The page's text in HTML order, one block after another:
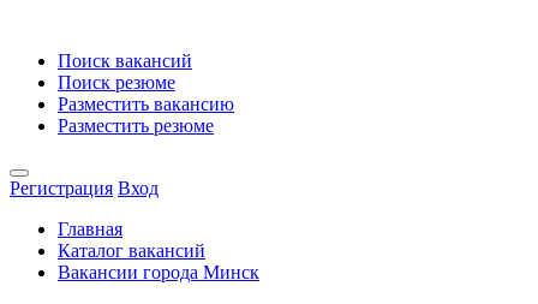
Поиск вакансий
Поиск резюме
Разместить вакансию
Разместить резюме
Регистрация Вход
Главная
Каталог вакансий
Вакансии города Минск